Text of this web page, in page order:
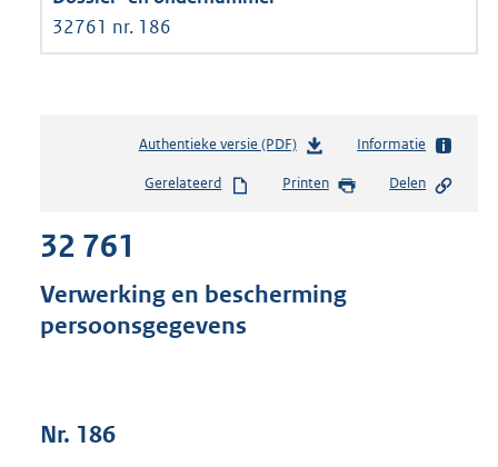
32761 nr. 186
Authentieke versie (PDF)b
s
s
Informatie
Gerelateerd Printen Delen
32 761
Verwerking en bescherming
persoonsgegevens
Nr. 186